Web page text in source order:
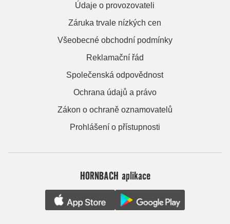
Údaje o provozovateli
Záruka trvale nízkých cen
Všeobecné obchodní podmínky
Reklamační řád
Společenská odpovědnost
Ochrana údajů a právo
Zákon o ochraně oznamovatelů
Prohlášení o přístupnosti
HORNBACH aplikace